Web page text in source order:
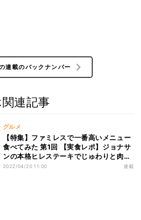
連載のバックナンバー
連記事
グルメ
【特集】ファミレスで一番高いメニュー
食べてみた 第1回 【実食レポ】ジョナサ
ンの本格ヒレステーキでじゅわりと肉の
旨みを堪能!
2022/04/20 11:00 連載